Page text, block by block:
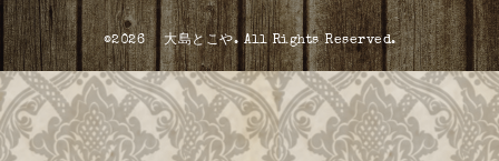
©2026大島とこや. All Rights Reserved.